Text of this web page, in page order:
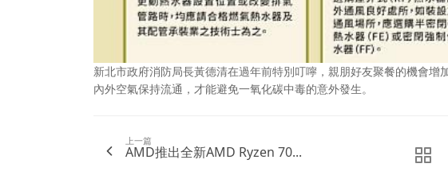
新北市政府消防局長黃德清在過年前特別叮嚀，親朋好友聚餐的機會
內外空氣保持流通，才能避免一氧化碳中毒的意外發生。
上一篇
AMD推出全新AMD Ryzen 70...